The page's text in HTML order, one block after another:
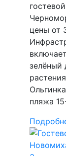
цены от
зелёный
пляжа